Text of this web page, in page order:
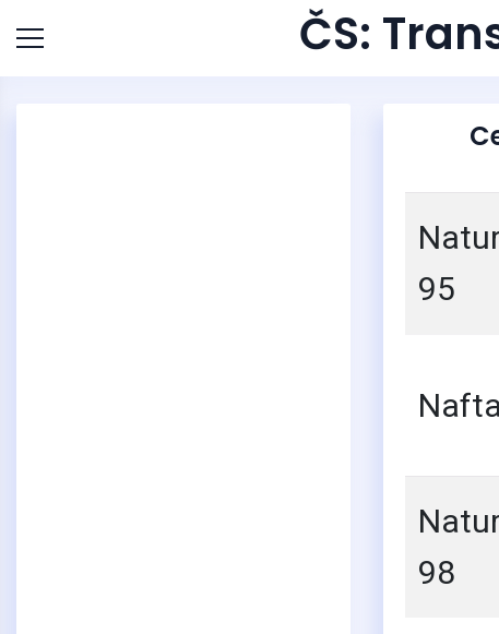
ČS:
95
98